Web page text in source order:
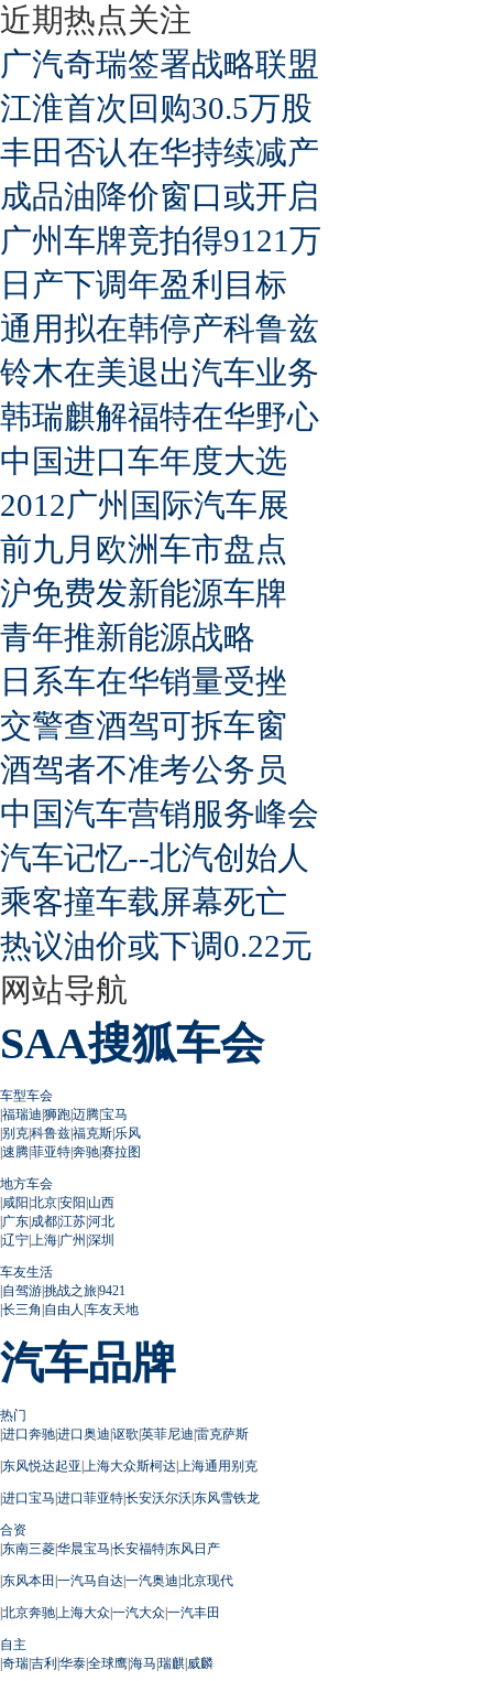
近期热点关注
广汽奇瑞签署战略联盟
江淮首次回购30.5万股
丰田否认在华持续减产
成品油降价窗口或开启
广州车牌竞拍得9121万
日产下调年盈利目标
通用拟在韩停产科鲁兹
铃木在美退出汽车业务
韩瑞麒解福特在华野心
中国进口车年度大选
2012广州国际汽车展
前九月欧洲车市盘点
沪免费发新能源车牌
青年推新能源战略
日系车在华销量受挫
交警查酒驾可拆车窗
酒驾者不准考公务员
中国汽车营销服务峰会
汽车记忆--北汽创始人
乘客撞车载屏幕死亡
热议油价或下调0.22元
网站导航
SAA搜狐车会
车型车会
|福瑞迪|狮跑|迈腾|宝马
|别克|科鲁兹|福克斯|乐风
|速腾|菲亚特|奔驰|赛拉图
地方车会
|咸阳|北京|安阳|山西
|广东|成都|江苏|河北
|辽宁| 上海|广州 |深圳
车友生活
|自驾游|挑战之旅|9421
|长三角 |自由人 |车友天地
汽车品牌
热门
|进口奔驰|进口奥迪|讴歌|英菲尼迪|雷克萨斯
|东风悦达起亚| 上海大众斯柯达| 上海通用别克
|进口宝马|进口菲亚特|长安沃尔沃|东风雪铁龙
合资
|东南三菱|华晨宝马|长安福特|东风日产
|东风本田 |一汽马自达|一汽奥迪|北京现代
|北京奔驰| 上海大众|一汽大众|一汽丰田
自主
|奇瑞|吉利|华泰|全球鹰|海马|瑞麒|威麟